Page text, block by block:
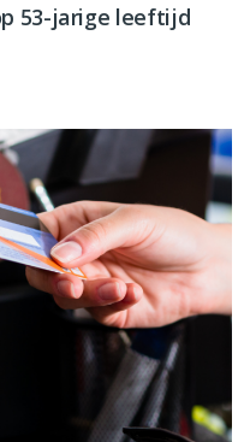
53-jarige leeftijd